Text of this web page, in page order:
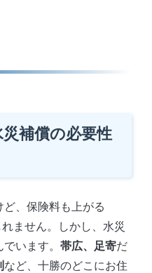
補償の必要性
ど、保険料も上がる
ません。しかし、水災
います。 帯広、足寄だ
など、十勝のどこにお住